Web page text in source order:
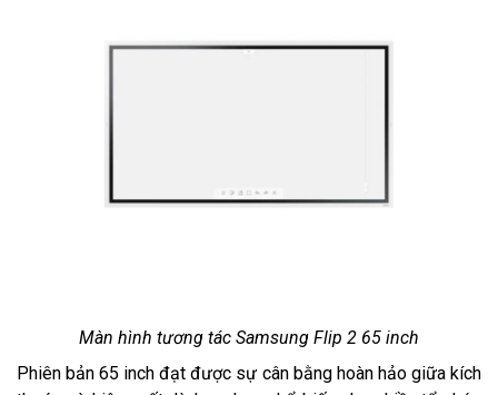
Màn hình tương tác Samsung Flip 2 65 inch
Phiên bản 65 inch đạt được sự cân bằng hoàn hảo giữa kích